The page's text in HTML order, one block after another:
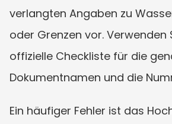
verlangten Angaben zu
oder Grenzen vor. Verwenden
offizielle Checkliste für die
Dokumentnamen und die
Ein häufiger Fehler ist das